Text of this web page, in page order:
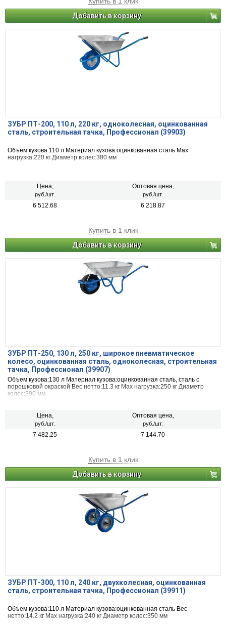
Добавить в корзину
ЗУБР ПТ-200, 110 л, 220 кг, одноколесная, оцинкованная
сталь, строительная тачка, Профессионал (39903)
Объем кузова:110 л Материал кузова:оцинкованная сталь Max
нагрузка:220 кг Диаметр колес:380 мм
Цена,
руб./шт.
Оптовая цена,
руб./шт.
6 512.68 6 218.87
Купить в 1 клик
Добавить в корзину
ЗУБР ПТ-250, 130 л, 250 кг, широкое пневматическое
колесо, оцинкованная сталь, одноколесная, строительная
тачка, Профессионал (39907)
Объем кузова:130 л Материал кузова:оцинкованная сталь, сталь с
порошковой окраской Вес нетто:11.3 кг Max нагрузка:250 кг Диаметр
колес:390 мм
Цена,
руб./шт.
Оптовая цена,
руб./шт.
7 482.25 7 144.70
Купить в 1 клик
Добавить в корзину
ЗУБР ПТ-300, 110 л, 240 кг, двухколесная, оцинкованная
сталь, строительная тачка, Профессионал (39911)
Объем кузова:110 л Материал кузова:оцинкованная сталь Вес
нетто:14.2 кг Max нагрузка:240 кг Диаметр колес:350 мм